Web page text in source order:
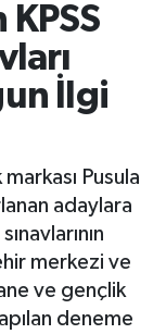
KPSS
İlgi
Pusula
adaylara
merkezi ve
ve gençlik
deneme